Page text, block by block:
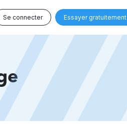
Se connecter Essayer gratuitement